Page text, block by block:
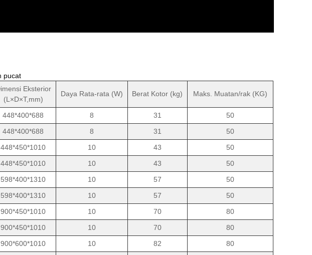
pucat
Eksterior
(L×D×T,mm)
Daya Rata-rata (W) Berat Kotor (kg) Maks. Muatan/rak (KG)
448*400*688 8 31
50
448*400*688 8 31
50
448*450*1010 10 43
50
448*450*1010 10 43
50
598*400*1310 10 57
50
598*400*1310 10 57
50
900*450*1010 10 70
80
900*450*1010 10 70
80
900*600*1010 10 82
80